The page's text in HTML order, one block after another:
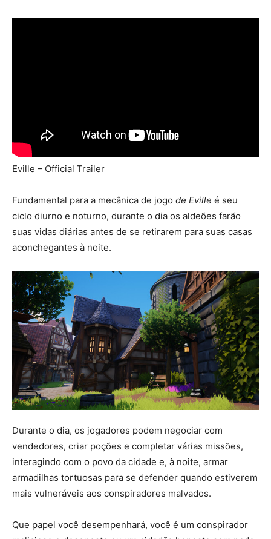
Eville – Official Trailer
Fundamental para a mecânica de jogo de Eville é seu
ciclo diurno e noturno, durante o dia os aldeões farão
suas vidas diárias antes de se retirarem para suas casas
aconchegantes à noite.
Durante o dia, os jogadores podem negociar com
vendedores, criar poções e completar várias missões,
interagindo com o povo da cidade e, à noite, armar
armadilhas tortuosas para se defender quando estiverem
mais vulneráveis ​​​​aos conspiradores malvados.
Que papel você desempenhará, você é um conspirador